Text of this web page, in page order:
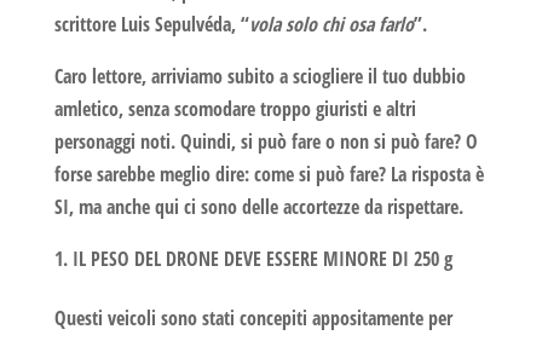
scrittore Luis Sepulvéda, “vola solo chi osa farlo”.
Caro lettore, arriviamo subito a sciogliere il tuo dubbio
amletico, senza scomodare troppo giuristi e altri
personaggi noti. Quindi, si può fare o non si può fare? O
forse sarebbe meglio dire: come si può fare? La risposta è
SI, ma anche qui ci sono delle accortezze da rispettare.
IL PESO DEL DRONE DEVE ESSERE MINORE DI 250 g
Questi veicoli sono stati concepiti appositamente per